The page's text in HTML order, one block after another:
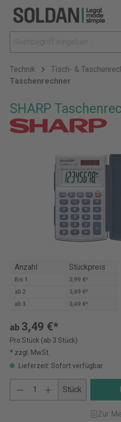
Technik
Tisch- &
Taschenrechner
SHARP
Anzahl Stückpreis
Bis 1
3,99 €*
ab 2
3,69 €*
ab 3 3,49 €*
ab 3,49 €*
Pro Stück (ab 3 Stück)
* zzgl. MwSt.
Lieferzeit: Sofort verfügbar
Stück
Zur